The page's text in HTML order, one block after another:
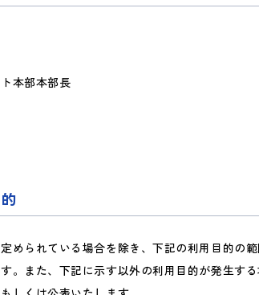
本部本部長
められている場合を除き、下記の利用目的の
。また、下記に示す以外の利用目的が発生す